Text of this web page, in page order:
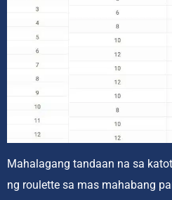
Mahalagang tandaan na sa
ng roulette sa mas mahabang